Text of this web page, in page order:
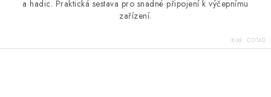
a hadic. Praktická sestava pro snadné připojení k výčepnímu
zařízení.
Kód: CO140